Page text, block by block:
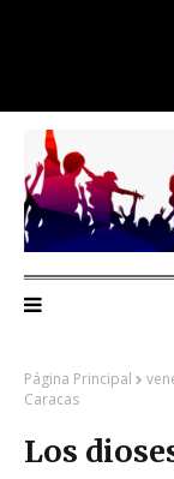
Página Principal
Caracas
Los